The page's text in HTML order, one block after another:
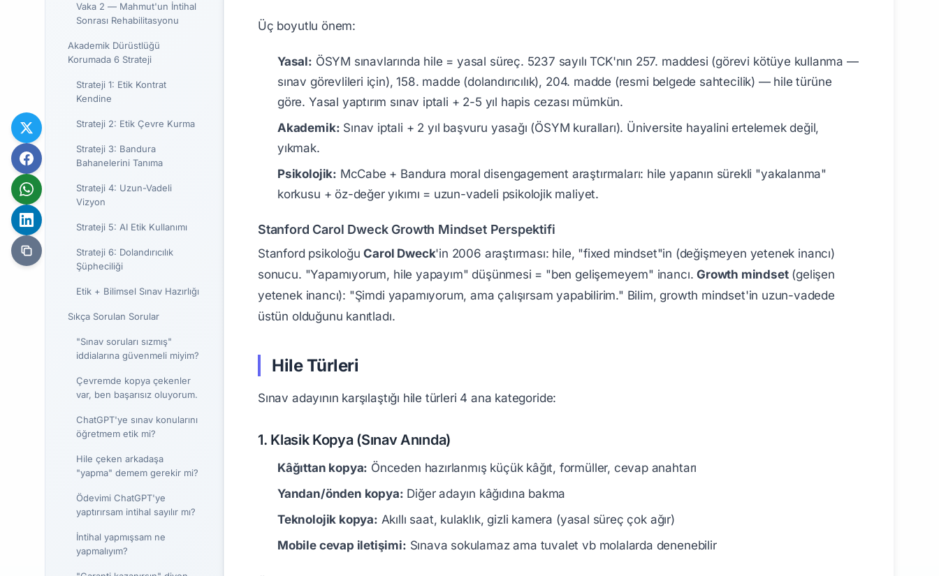
Vaka 2 — Mahmut'un İntihal
Sonrası Rehabilitasyonu
Akademik Dürüstlüğü
Korumada 6 Strateji
Strateji 1: Etik Kontrat
Kendine
Strateji 2: Etik Çevre Kurma
Strateji 3: Bandura
Bahanelerini Tanıma
Strateji 4: Uzun-Vadeli
Vizyon
Strateji 5: AI Etik Kullanımı
Strateji 6: Dolandırıcılık
Şüpheciliği
Etik + Bilimsel Sınav Hazırlığı
Sıkça Sorulan Sorular
"Sınav soruları sızmış"
iddialarına güvenmeli miyim?
Çevremde kopya çekenler
var, ben başarısız oluyorum.
ChatGPT'ye sınav konularını
öğretmem etik mi?
Hile çeken arkadaşa
"yapma" demem gerekir mi?
Ödevimi ChatGPT'ye
yaptırırsam intihal sayılır mı?
İntihal yapmışsam ne
yapmalıyım?
Üç boyutlu önem:
Yasal: ÖSYM sınavlarında hile = yasal süreç. 5237 sayılı TCK'nın 257. maddesi (görevi kötüye kullanma —
sınav görevlileri için), 158. madde (dolandırıcılık), 204. madde (resmi belgede sahtecilik) — hile türüne
göre. Yasal yaptırım sınav iptali + 2-5 yıl hapis cezası mümkün.
Akademik: Sınav iptali + 2 yıl başvuru yasağı (ÖSYM kuralları). Üniversite hayalini ertelemek değil,
yıkmak.
Psikolojik: McCabe + Bandura moral disengagement araştırmaları: hile yapanın sürekli "yakalanma"
korkusu + öz-değer yıkımı = uzun-vadeli psikolojik maliyet.
Stanford Carol Dweck Growth Mindset Perspektifi
Stanford psikoloğuCarol Dweck'in 2006 araştırması: hile, "fixed mindset"in (değişmeyen yetenek inancı)
sonucu. "Yapamıyorum, hile yapayım" düşünmesi = "ben gelişemeyem" inancı.Growth mindset(gelişen
yetenek inancı): "Şimdi yapamıyorum, ama çalışırsam yapabilirim." Bilim, growth mindset'in uzun-vadede
üstün olduğunu kanıtladı.
Hile Türleri
Sınav adayının karşılaştığı hile türleri 4 ana kategoride:
1. Klasik Kopya (Sınav Anında)
Kâğıttan kopya: Önceden hazırlanmış küçük kâğıt, formüller, cevap anahtarı
Yandan/önden kopya: Diğer adayın kâğıdına bakma
Teknolojik kopya: Akıllı saat, kulaklık, gizli kamera (yasal süreç çok ağır)
Mobile cevap iletişimi: Sınava sokulamaz ama tuvalet vb molalarda denenebilir